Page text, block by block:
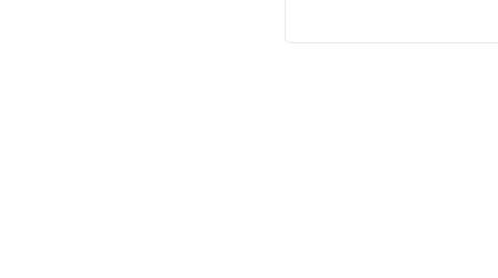
※無料利用はチェックイン
※上記時間外でのご利用の
※ウォータースライダーは